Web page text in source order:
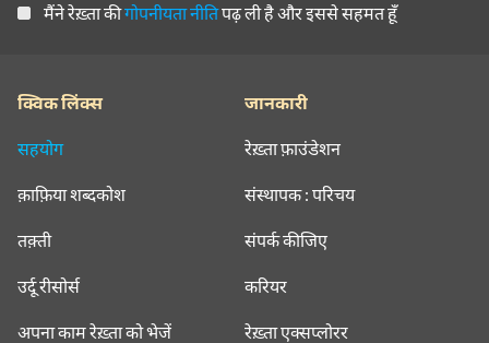
मैंने रेख़्ता कीगोपनीयता नीतिपढ़ ली है और इससे सहमत हूँ
क्विक लिंक्स
सहयोग
क़ाफ़िया शब्दकोश
तक़्ती
उर्दू रीसोर्स
अपना काम रेख़्ता को भेजें
जानकारी
रेख़्ता फ़ाउंडेशन
संस्थापक : परिचय
संपर्क कीजिए
करियर
रेख़्ता एक्सप्लोरर